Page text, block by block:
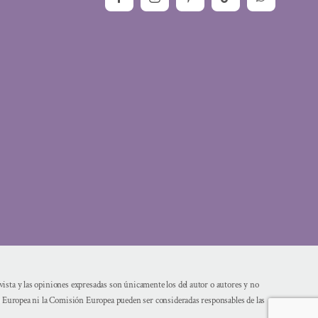
y las opiniones expresadas son únicamente los del autor o autores y no
ni la Comisión Europea pueden ser consideradas responsables de las